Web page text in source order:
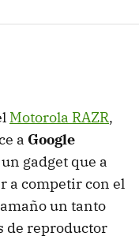
Motorola RAZR,
a Google
un gadget que a
a competir con el
un tanto
de reproductor